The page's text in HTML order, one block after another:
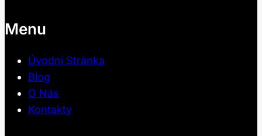
Menu
Úvodní Stránka
Blog
O Nás
Kontakty